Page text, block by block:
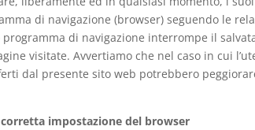
di navigazione (browser) seguendo le
programma di navigazione interrompe il
visitate. Avvertiamo che nel caso in cui
dal presente sito web potrebbero
impostazione del browser